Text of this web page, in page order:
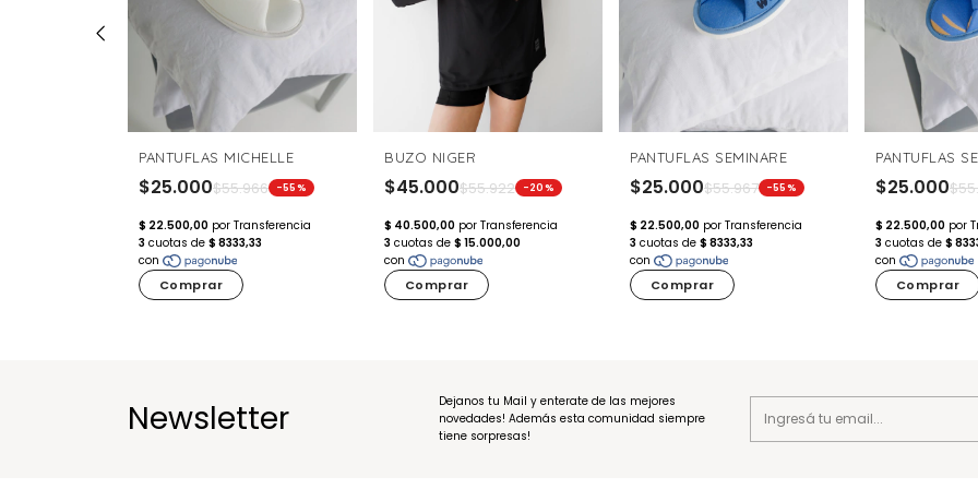
PANTUFLAS MICHELLE
$25.000$55.966 -55%
Comprar
BUZO NIGER
$45.000$55.922 -20%
Comprar
PANTUFLAS SEMINARE
$25.000$55.967 -55%
Comprar
PANTUFLAS
$25.000
Comprar
Newsletter
Dejanos tu Mail y enterate de las mejores
novedades! Además esta comunidad siempre
tiene sorpresas!